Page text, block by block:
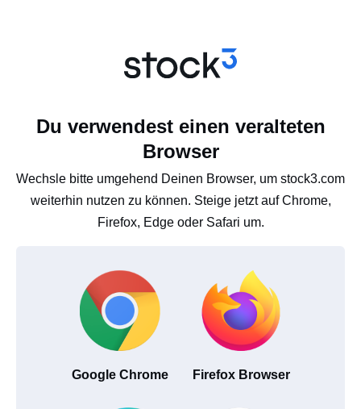
Du verwendest einen veralteten
Browser
Wechsle bitte umgehend Deinen Browser, um stock3.com
weiterhin nutzen zu können. Steige jetzt auf Chrome,
Firefox, Edge oder Safari um.
Google Chrome Firefox Browser